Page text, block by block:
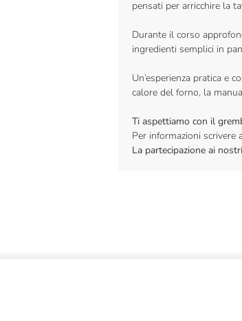
pensati per arricchire la
Durante il corso
ingredienti semplici in
Un’esperienza pratica e
calore del forno, la
Ti aspettiamo con il
Per informazioni scrivere
La partecipazione ai